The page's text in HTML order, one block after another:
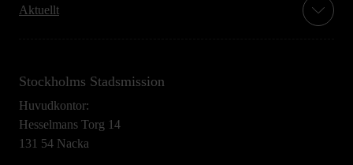
Aktuellt
Stockholms Stadsmission
Huvudkontor:
Hesselmans Torg 14
131 54 Nacka